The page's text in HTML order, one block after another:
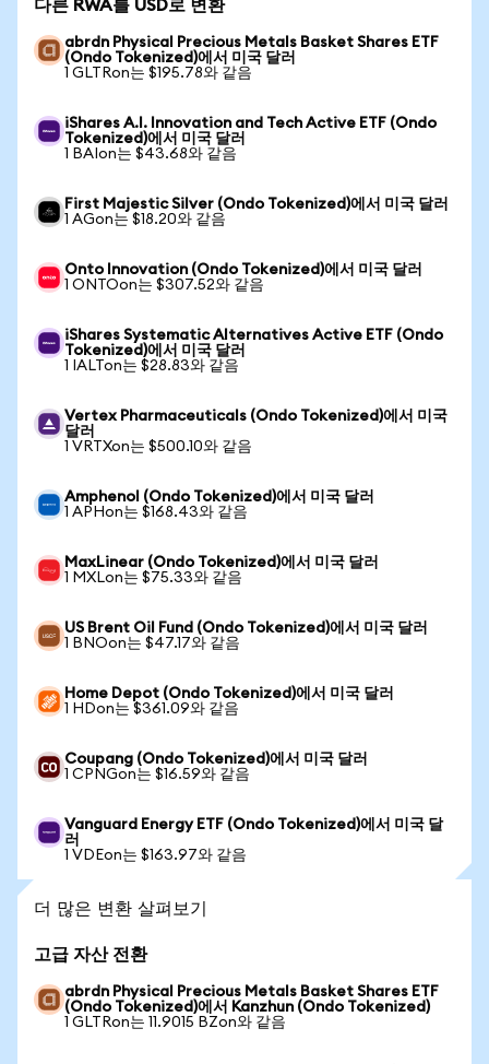
다른 RWA를 USD로 변환
abrdn Physical Precious Metals Basket Shares ETF
(Ondo Tokenized)에서 미국 달러
1 GLTRon는 $195.78와 같음
iShares A.I. Innovation and Tech Active ETF (Ondo
Tokenized)에서 미국 달러
1 BAIon는 $43.68와 같음
First Majestic Silver (Ondo Tokenized)에서 미국 달러
1 AGon는 $18.20와 같음
Onto Innovation (Ondo Tokenized)에서 미국 달러
1 ONTOon는 $307.52와 같음
iShares Systematic Alternatives Active ETF (Ondo
Tokenized)에서 미국 달러
1 IALTon는 $28.83와 같음
Vertex Pharmaceuticals (Ondo Tokenized)에서 미국
달러
1 VRTXon는 $500.10와 같음
Amphenol (Ondo Tokenized)에서 미국 달러
1 APHon는 $168.43와 같음
MaxLinear (Ondo Tokenized)에서 미국 달러
1 MXLon는 $75.33와 같음
US Brent Oil Fund (Ondo Tokenized)에서 미국 달러
1 BNOon는 $47.17와 같음
Home Depot (Ondo Tokenized)에서 미국 달러
1 HDon는 $361.09와 같음
Coupang (Ondo Tokenized)에서 미국 달러
1 CPNGon는 $16.59와 같음
Vanguard Energy ETF (Ondo Tokenized)에서 미국 달
러
1 VDEon는 $163.97와 같음
더 많은 변환 살펴보기
고급 자산 전환
abrdn Physical Precious Metals Basket Shares ETF
(Ondo Tokenized)에서 Kanzhun (Ondo Tokenized)
1 GLTRon는 11.9015 BZon와 같음